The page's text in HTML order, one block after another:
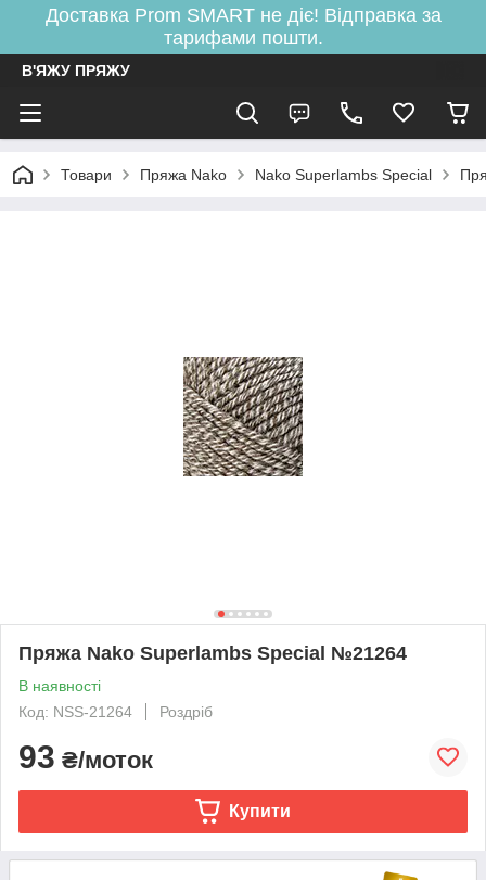
Доставка Prom SMART не діє! Відправка за
тарифами пошти.
В'ЯЖУ ПРЯЖУ
Товари Пряжа Nako Nako Superlambs Special
Пряжа Nako Superlambs Special №21264
В наявності
Код: NSS-21264
Роздріб
93 ₴/моток
Купити